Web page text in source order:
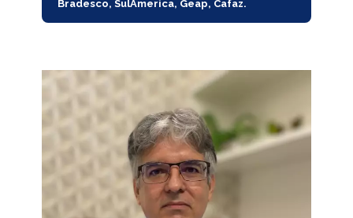
Bradesco, SulAmerica, Geap, Cafaz.